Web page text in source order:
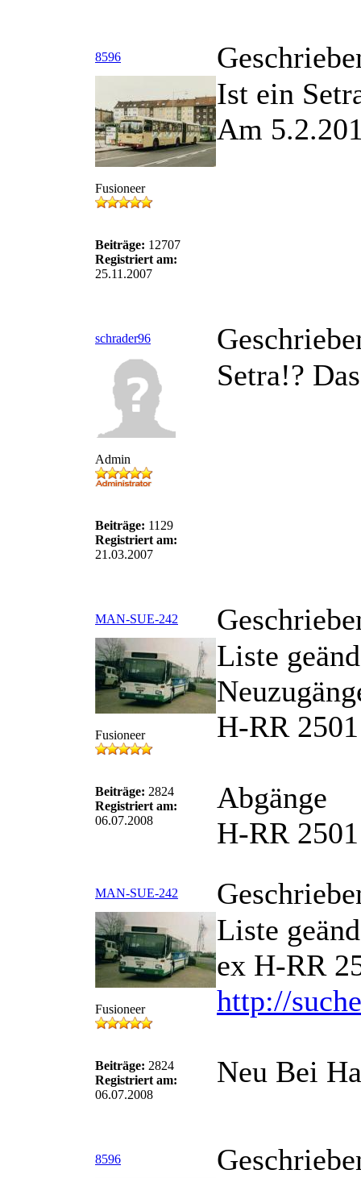
8596
Fusioneer
Beiträge: 12707
Registriert am:
25.11.2007
Ist ein
Am
schrader96
Admin
Beiträge: 1129
Registriert am:
21.03.2007
Setra!?
MAN-SUE-242
Fusioneer
Beiträge: 2824
Registriert am:
06.07.2008
Liste
H-RR
Abgänge
H-RR
MAN-SUE-242
Fusioneer
Beiträge: 2824
Registriert am:
06.07.2008
Liste
ex H-RR
http://
Neu Bei
8596